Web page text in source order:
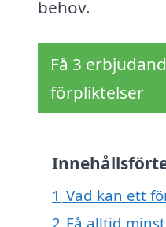
behov.
Få 3
förpliktelser
1 Vad kan ett
2 Få alltid